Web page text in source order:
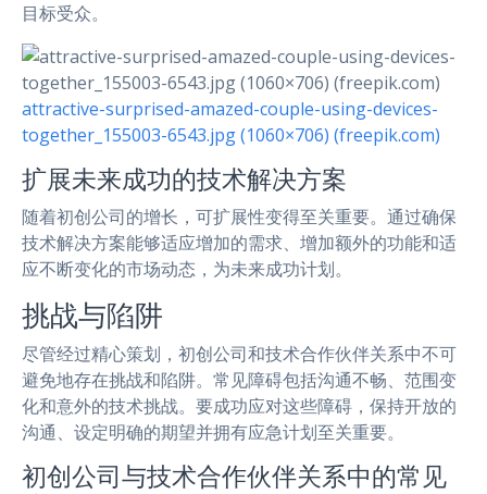
目标受众。
attractive-surprised-amazed-couple-using-devices-
together_155003-6543.jpg (1060×706) (freepik.com)
扩展未来成功的技术解决方案
随着初创公司的增长，可扩展性变得至关重要。通过确保
技术解决方案能够适应增加的需求、增加额外的功能和适
应不断变化的市场动态，为未来成功计划。
挑战与陷阱
尽管经过精心策划，初创公司和技术合作伙伴关系中不可
避免地存在挑战和陷阱。常见障碍包括沟通不畅、范围变
化和意外的技术挑战。要成功应对这些障碍，保持开放的
沟通、设定明确的期望并拥有应急计划至关重要。
初创公司与技术合作伙伴关系中的常见